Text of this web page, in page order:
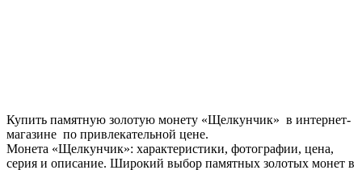
Купить памятную золотую монету «Щелкунчик» в интернет-
магазине по привлекательной цене.
Монета «Щелкунчик»: характеристики, фотографии, цена,
серия и описание. Широкий выбор памятных золотых монет в